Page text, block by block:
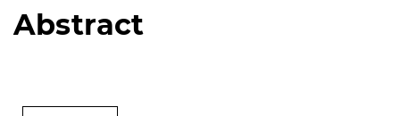
Abstract